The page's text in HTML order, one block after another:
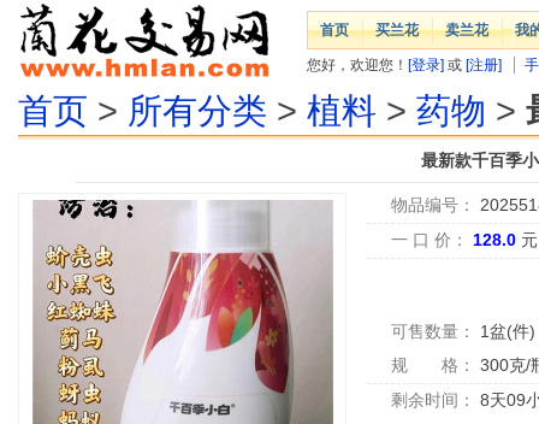
首页 买兰花 卖兰花 我
您好，欢迎您！ [登录] 或 [注册]
首页 > 所有分类 > 植料 > 药物 >
最新款千百季
物品编号：
一 口 价：
128.0 元
可售数量： 1盆(件)
规 格：
300克/
剩余时间：
8天09